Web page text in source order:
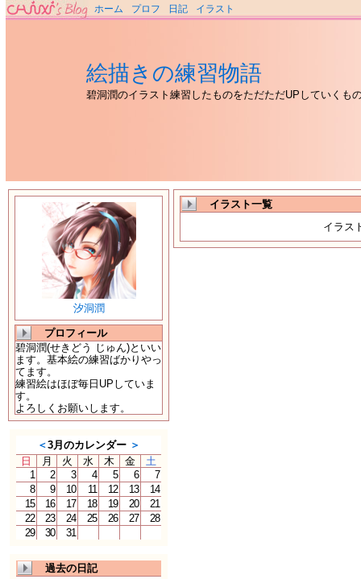
ホーム プロフ 日記 イラスト
絵描きの練習物語
碧洞潤のイラスト練習したものをただただUPしていくも
汐洞潤
プロフィール
碧洞潤(せきどう じゅん)といい
ます。基本絵の練習ばかりやっ
てます。
練習絵はほぼ毎日UPしていま
す。
よろしくお願いします。
＜3月のカレンダー ＞
日
月 火 水 木 金
土
1
2 3 4 5 6
7
8
9 10 11 12 13
14
15
16 17 18 19 20
21
22
23 24 25 26 27
28
29
30 31
過去の日記
イラスト一覧
イラス